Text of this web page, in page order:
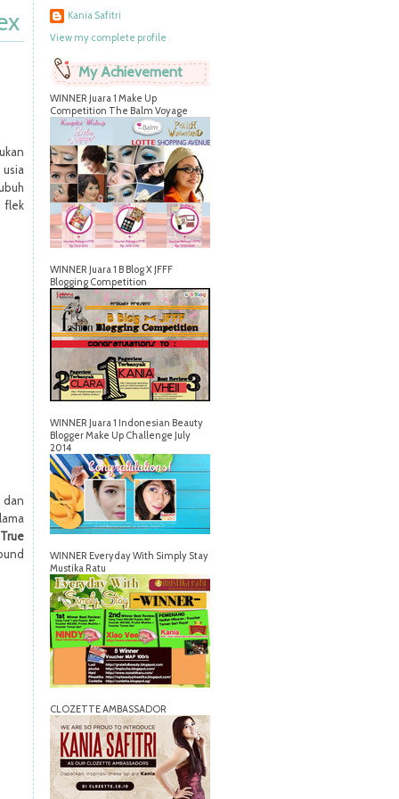
flek
dan
Kania Safitri
View my complete profile
My Achievement
WINNER Juara 1 Make Up
Competition The Balm Voyage
WINNER Juara 1 B Blog X JFFF
Blogging Competition
WINNER Juara 1 Indonesian Beauty
Blogger Make Up Challenge July
2014
WINNER Everyday With Simply Stay
Mustika Ratu
CLOZETTE AMBASSADOR